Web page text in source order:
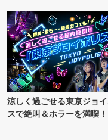
涼しく過ごせる東京ジョ
スで絶叫＆ホラーを満喫！